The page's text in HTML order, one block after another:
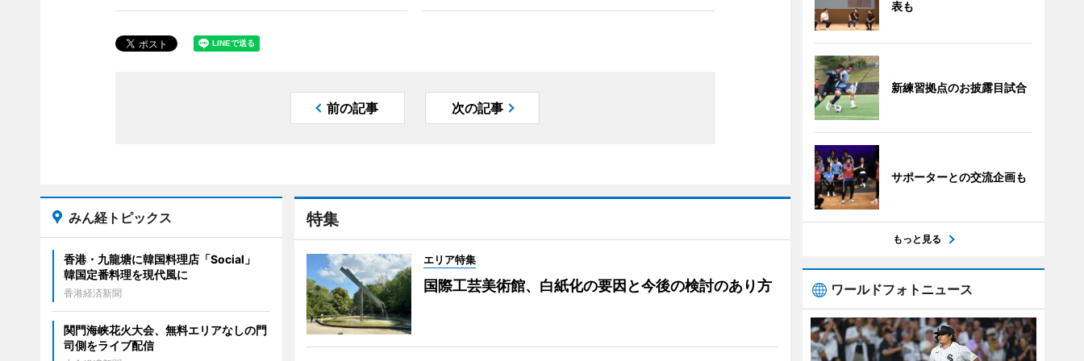
前の記事 次の記事
特集
エリア特集
国際工芸美術館、白紙化の要因と今後の検討のあり方
みん経トピックス
香港・九龍塘に韓国料理店「Social」
韓国定番料理を現代風に
香港経済新聞
関門海峡花火大会、無料エリアなしの門
司側をライブ配信
表も
新練習拠点のお披露目試合
サポーターとの交流企画も
もっと見る
ワールドフォトニュース